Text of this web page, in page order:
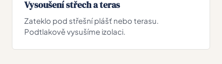
Vysoušení střech a teras
Zateklo pod střešní plášť nebo terasu.
Podtlakově vysušíme izolaci.